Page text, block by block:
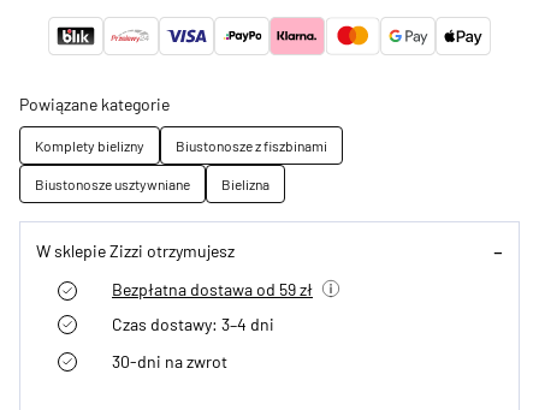
Powiązane kategorie
Komplety bielizny
Biustonosze z fiszbinami
Biustonosze usztywniane
Bielizna
W sklepie Zizzi otrzymujesz
Bezpłatna dostawa od 59 zł
Czas dostawy: 3–4 dni
30-dni na zwrot